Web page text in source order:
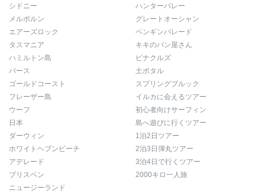
シドニー
メルボルン
エアーズロック
タスマニア
ハミルトン島
パース
ゴールドコースト
フレーザー島
ウーフ
日本
ダーウィン
ホワイトヘブンビーチ
アデレード
ブリスベン
ニュージーランド
ハンターバレー
グレートオーシャン
ペンギンパレード
キキのパン屋さん
ピナクルズ
土ボタル
スプリングブルック
イルカに会えるツアー
初心者向けサーフィン
島へ遊びに行くツアー
1泊2日ツアー
2泊3日弾丸ツアー
3泊4日で行くツアー
2000キロ一人旅